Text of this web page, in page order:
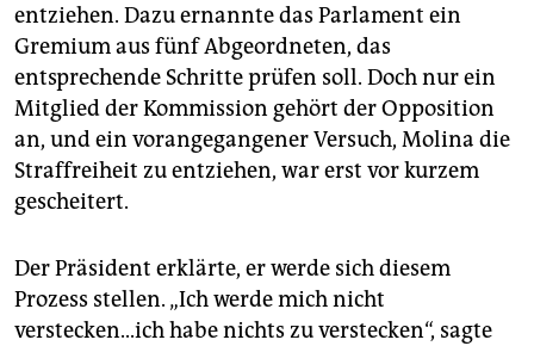
entziehen. Dazu ernannte das Parlament ein
Gremium aus fünf Abgeordneten, das
entsprechende Schritte prüfen soll. Doch nur ein
Mitglied der Kommission gehört der Opposition
an, und ein vorangegangener Versuch, Molina die
Straffreiheit zu entziehen, war erst vor kurzem
gescheitert.
Der Präsident erklärte, er werde sich diesem
Prozess stellen. „Ich werde mich nicht
verstecken...ich habe nichts zu verstecken“, sagte